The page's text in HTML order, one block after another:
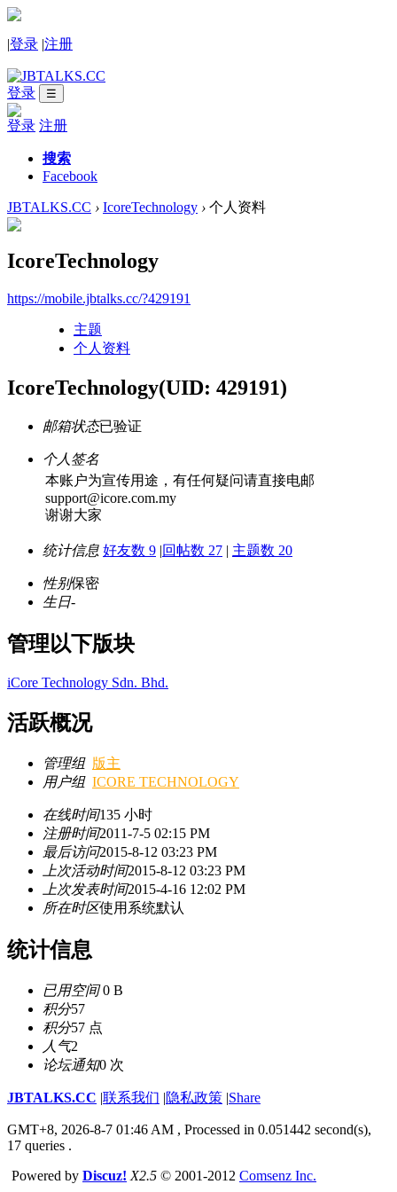
|登录 |注册
登录 ☰
登录 注册
搜索
Facebook
JBTALKS.CC › IcoreTechnology › 个人资料
IcoreTechnology
https://mobile.jbtalks.cc/?429191
主题
个人资料
IcoreTechnology(UID: 429191)
邮箱状态已验证
个人签名
本账户为宣传用途，有任何疑问请直接电邮
support@icore.com.my
谢谢大家
统计信息 好友数 9 |回帖数 27 | 主题数 20
性别保密
生日-
管理以下版块
iCore Technology Sdn. Bhd.
活跃概况
管理组 版主
用户组 ICORE TECHNOLOGY
在线时间135 小时
注册时间2011-7-5 02:15 PM
最后访问2015-8-12 03:23 PM
上次活动时间2015-8-12 03:23 PM
上次发表时间2015-4-16 12:02 PM
所在时区使用系统默认
统计信息
已用空间0 B
积分57
积分57 点
人气2
论坛通知0 次
JBTALKS.CC |联系我们 |隐私政策 |Share
GMT+8, 2026-8-7 01:46 AM , Processed in 0.051442 second(s),
17 queries .
Powered by Discuz! X2.5 © 2001-2012 Comsenz Inc.